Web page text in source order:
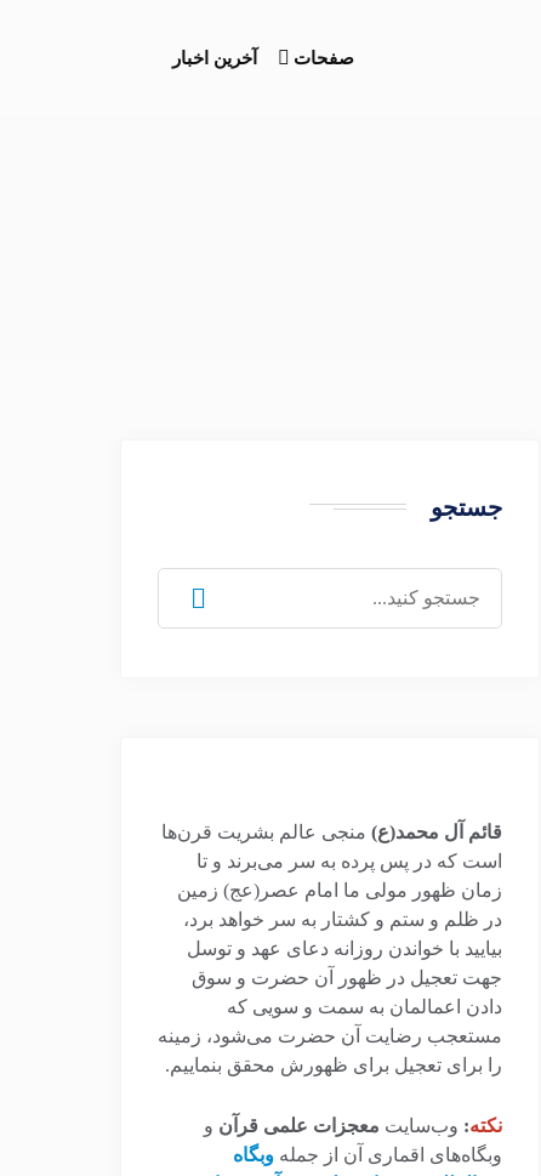
صفحات آخرین اخبار
جستجو
برای:
قائم آل محمد(ع) منجی عالم بشریت قرن‌ها
است که در پس پرده به سر می‌برند و تا
زمان ظهور مولی ما امام عصر(عج) زمین
در ظلم و ستم و کشتار به سر خواهد برد،
بیایید با خواندن روزانه دعای عهد و توسل
جهت تعجیل در ظهور آن حضرت و سوق
دادن اعمالمان به سمت و سویی که
مستعجب رضایت آن حضرت می‌شود، زمینه
را برای تعجیل برای ظهورش محقق بنماییم.
نکته: وب‌سایت معجزات علمی قرآن و
وبگاه‌های اقماری آن از جمله وبگاه